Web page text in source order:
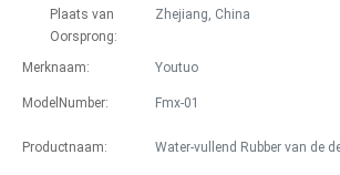
Plaats van
Oorsprong:
Zhejiang, China
Merknaam: Youtuo
ModelNumber: Fmx-01
Productnaam: